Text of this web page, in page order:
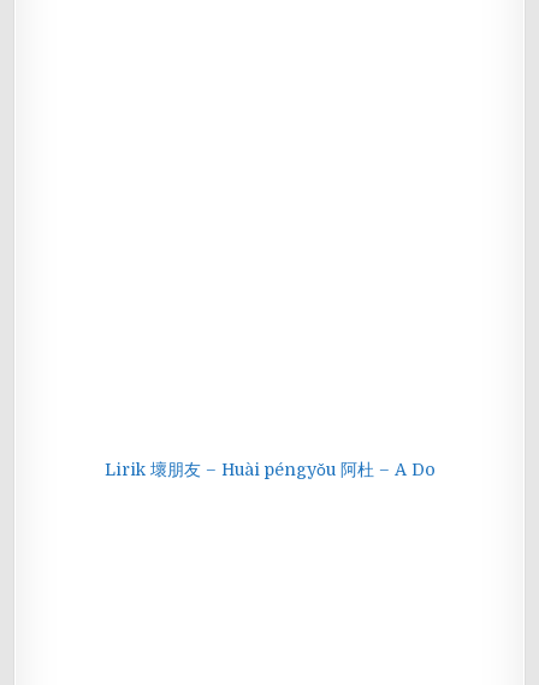
Lirik 壞朋友 – Huài péngyǒu 阿杜 – A Do